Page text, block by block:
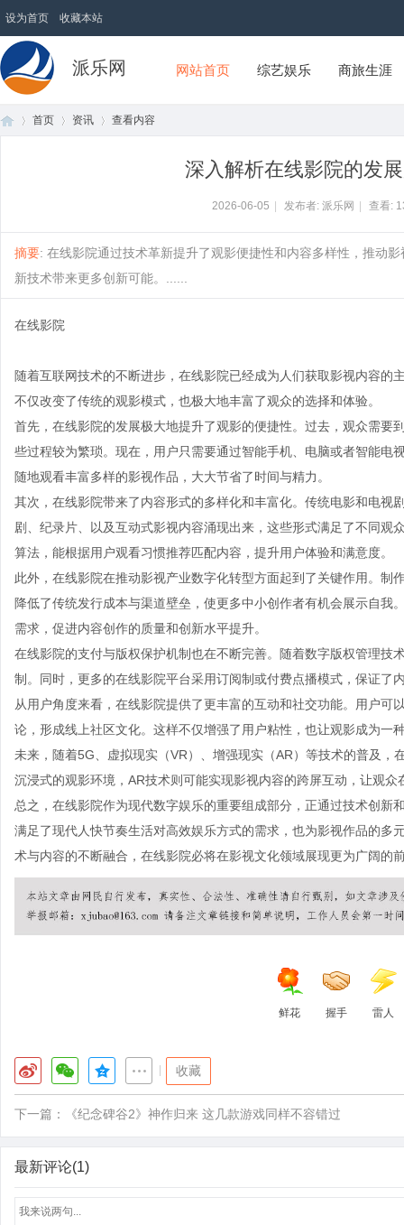
设为首页 收藏本站
派乐网 网站首页 综艺娱乐 商旅生涯
首页 资讯 查看内容
深入解析在线影院的发
2026-06-05 发布者: 派乐网 查看:
摘要: 在线影院通过技术革新提升了观影便捷性和内容多样性，推动
新技术带来更多创新可能。......
在线影院
随着互联网技术的不断进步，在线影院已经成为人们获取影视内容
不仅改变了传统的观影模式，也极大地丰富了观众的选择和体验。
首先，在线影院的发展极大地提升了观影的便捷性。过去，观众需要
些过程较为繁琐。现在，用户只需要通过智能手机、电脑或者智能电
随地观看丰富多样的影视作品，大大节省了时间与精力。
其次，在线影院带来了内容形式的多样化和丰富化。传统电影和电视
剧、纪录片、以及互动式影视内容涌现出来，这些形式满足了不同
算法，能根据用户观看习惯推荐匹配内容，提升用户体验和满意度。
此外，在线影院在推动影视产业数字化转型方面起到了关键作用。
降低了传统发行成本与渠道壁垒，使更多中小创作者有机会展示自
需求，促进内容创作的质量和创新水平提升。
在线影院的支付与版权保护机制也在不断完善。随着数字版权管理技
制。同时，更多的在线影院平台采用订阅制或付费点播模式，保证了
从用户角度来看，在线影院提供了更丰富的互动和社交功能。用户
论，形成线上社区文化。这样不仅增强了用户粘性，也让观影成为一
未来，随着5G、虚拟现实（VR）、增强现实（AR）等技术的普及
沉浸式的观影环境，AR技术则可能实现影视内容的跨屏互动，让观
总之，在线影院作为现代数字娱乐的重要组成部分，正通过技术创
满足了现代人快节奏生活对高效娱乐方式的需求，也为影视作品的多
术与内容的不断融合，在线影院必将在影视文化领域展现更为广阔的
鲜花 握手 雷人
收藏
下一篇： 《纪念碑谷2》神作归来 这几款游戏同样不容错过
最新评论(1)